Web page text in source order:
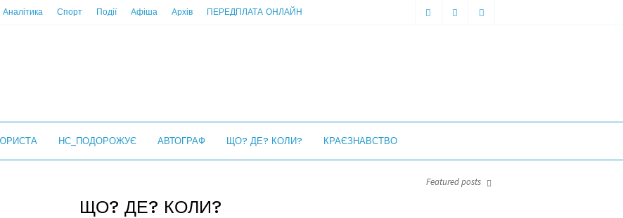
Аналітика Спорт Події Афіша Архів ПЕРЕДПЛАТА ОНЛАЙН
НС_ПОДОРОЖУЄ АВТОГРАФ ЩО? ДЕ? КОЛИ? КРАЄЗНАВСТВО
Featured posts
ЩО? ДЕ? КОЛИ?